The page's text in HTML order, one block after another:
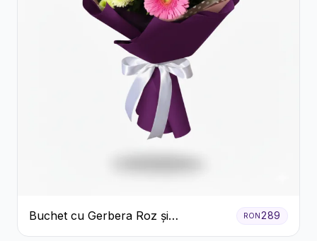
Buchet cu Gerbera Roz și
Crizanteme Verzi
RON289